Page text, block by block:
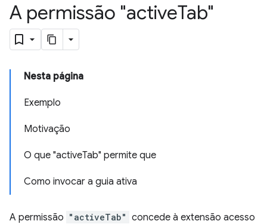
A permissão "activeTab"
Nesta página
Exemplo
Motivação
O que "activeTab" permite que
Como invocar a guia ativa
A permissão "activeTab" concede à extensão acesso